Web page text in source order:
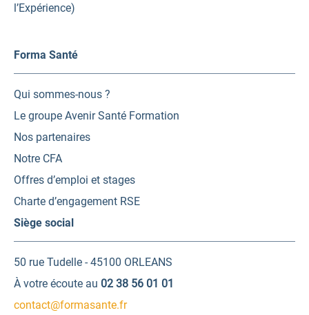
l’Expérience)
Forma Santé
Qui sommes-nous ?
Le groupe Avenir Santé Formation
Nos partenaires
Notre CFA
Offres d’emploi et stages
Charte d’engagement RSE
Siège social
50 rue Tudelle - 45100 ORLEANS
À votre écoute au 02 38 56 01 01
contact@formasante.fr